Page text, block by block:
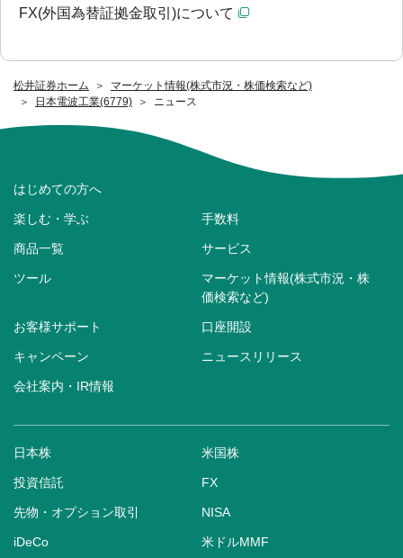
松井証券ホーム
マーケット情報(株式市況・株価検索など)
日本電波工業(6779)
ニュース
FX(外国為替証拠金取引)について
はじめての方へ
楽しむ・学ぶ 手数料
商品一覧 サービス
ツール
マーケット情報(株式市況・株
価検索など)
お客様サポート 口座開設
キャンペーン ニュースリリース
会社案内・IR情報
日本株 米国株
投資信託 FX
先物・オプション取引 NISA
iDeCo 米ドルMMF